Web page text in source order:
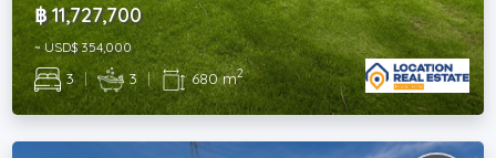
฿ 11,727,700
~ USD$ 354,000
3 | 3 | 680 m2